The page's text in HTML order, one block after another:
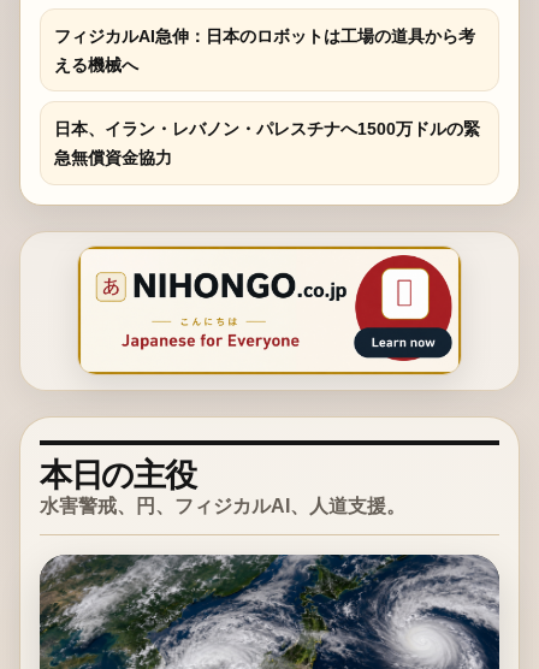
フィジカルAI急伸：日本のロボットは工場の道具から考
える機械へ
日本、イラン・レバノン・パレスチナへ1500万ドルの緊
急無償資金協力
本日の主役
水害警戒、円、フィジカルAI、人道支援。